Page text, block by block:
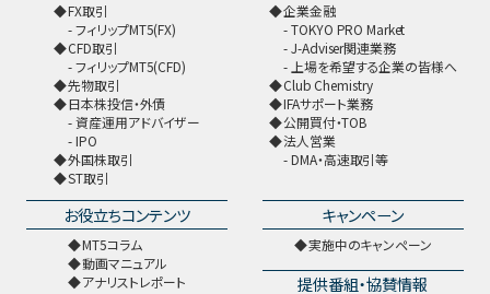
FX取引
フィリップMT5(FX)
CFD取引
フィリップMT5(CFD)
先物取引
日本株投信・外債
資産運用アドバイザー
IPO
外国株取引
ST取引
企業金融
TOKYO PRO Market
J-Adviser関連業務
上場を希望する企業の皆様へ
Club Chemistry
IFAサポート業務
公開買付・TOB
法人営業
DMA・高速取引等
お役立ちコンテンツ
MT5コラム
動画マニュアル
アナリストレポート
キャンペーン
実施中のキャンペーン
提供番組・協賛情報